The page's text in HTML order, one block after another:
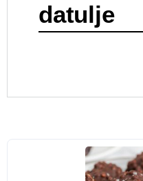
datulje